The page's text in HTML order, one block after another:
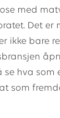
med
Det er
ikke bare
se hva som
som